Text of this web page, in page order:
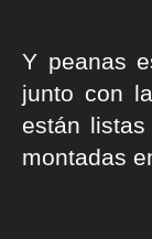
Y peanas
junto con
están
montadas